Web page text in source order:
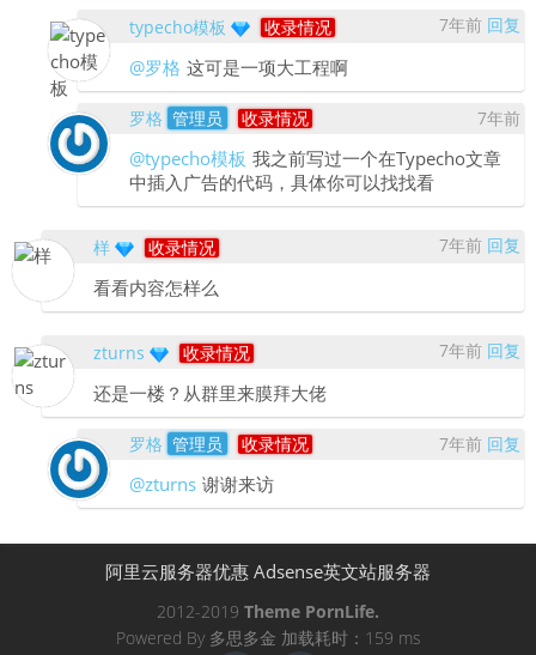
typecho模板 收录情况 7年前 回复
@罗格 这可是一项大工程啊
罗格 管理员 收录情况 7年前
@typecho模板 我之前写过一个在Typecho文章
中插入广告的代码，具体你可以找找看
样 收录情况 7年前 回复
看看内容怎样么
zturns 收录情况 7年前 回复
还是一楼？从群里来膜拜大佬
罗格 管理员 收录情况 7年前 回复
@zturns 谢谢来访
阿里云服务器优惠 Adsense英文站服务器
2012-2019 Theme PornLife.
Powered By 多思多金 加载耗时：159 ms